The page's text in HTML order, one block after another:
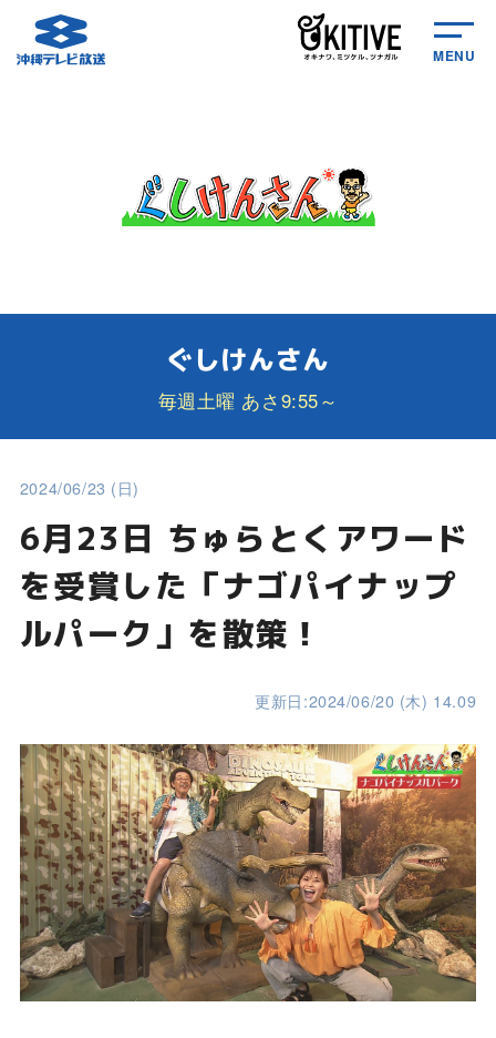
MENU
ぐしけんさん
毎週土曜 あさ9:55～
2024/06/23 (日)
6月23日 ちゅらとくアワード
を受賞した「ナゴパイナップ
ルパーク」を散策！
更新日:2024/06/20 (木) 14.09